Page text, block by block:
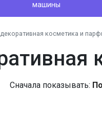
машины
косметика и
Сначала показывать: